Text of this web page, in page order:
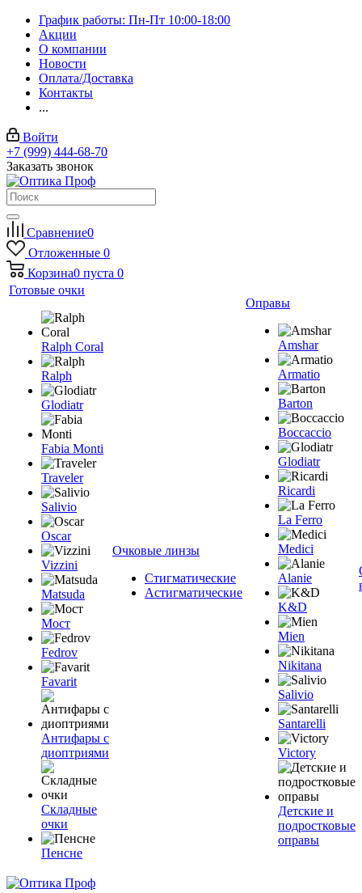
График работы: Пн-Пт 10:00-18:00
Акции
О компании
Новости
Оплата/Доставка
Контакты
...
Войти
+7 (999) 444-68-70
Заказать звонок
Сравнение0
Отложенные 0
Корзина0 пуста 0
Готовые очки
Ralph Coral
Ralph
Glodiatr
Fabia Monti
Traveler
Salivio
Oscar
Vizzini
Matsuda
Мост
Fedrov
Favarit
Антифары с
диоптриями
Складные
очки
Пенсне
Очковые линзы
Стигматические
Астигматические
Оправы
Amshar
Armatio
Barton
Boccaccio
Glodiatr
Ricardi
La Ferro
Medici
Alanie
K&D
Mien
Nikitana
Salivio
Santarelli
Victory
Детские и
подростковые
оправы